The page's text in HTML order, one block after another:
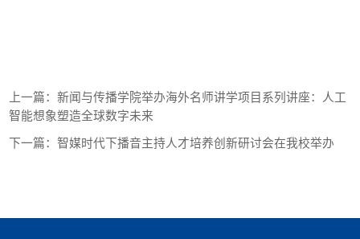
上一篇：新闻与传播学院举办海外名师讲学项目系列讲座：人工
智能想象塑造全球数字未来
下一篇：智媒时代下播音主持人才培养创新研讨会在我校举办